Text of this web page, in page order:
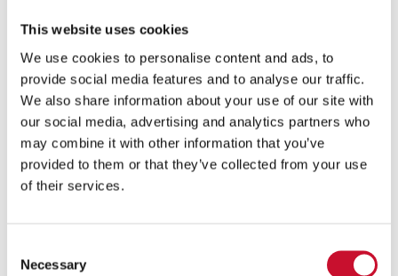
This website uses cookies
We use cookies to personalise content and ads, to
provide social media features and to analyse our traffic.
We also share information about your use of our site with
our social media, advertising and analytics partners who
may combine it with other information that you’ve
provided to them or that they’ve collected from your use
of their services.
Selection
Necessary
Szép levelek az üvegek díszítésére
Bélyegzőpárna ünnepi motívumokkal (rénszarvas,
gomba, csillagok, …)
Fehér bélyegzőtinta
Lyukasztógép
Olló
Dekoratív gombolyag cérna